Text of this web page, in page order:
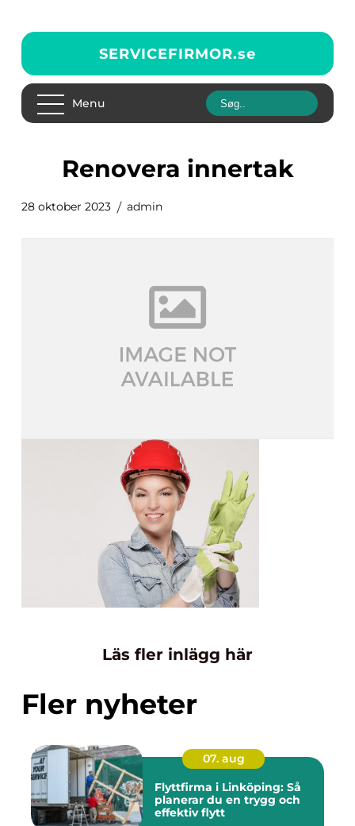
SERVICEFIRMOR.se
Menu
renovera innertak
28 oktober 2023 admin
Läs fler inlägg här
Fler nyheter
07. aug
Flyttfirma i Linköping: Så
planerar du en trygg och
effektiv flytt